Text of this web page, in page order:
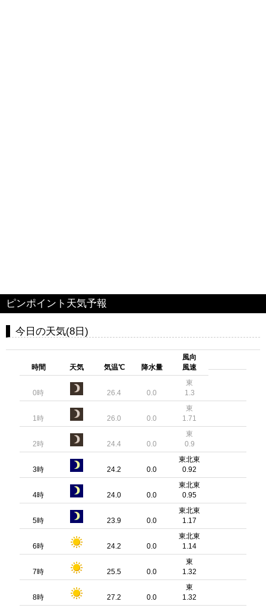
ピンポイント天気予報
今日の天気(8日)
時間 天気 気温℃ 降水量
風向
風速
0時 26.4 0.0
東
1.3
1時 26.0 0.0
東
1.71
2時 24.4 0.0
東
0.9
3時 24.2 0.0
東北東
0.92
4時 24.0 0.0
東北東
0.95
5時 23.9 0.0
東北東
1.17
6時 24.2 0.0
東北東
1.14
7時 25.5 0.0
東
1.32
8時 27.2 0.0
東
1.32